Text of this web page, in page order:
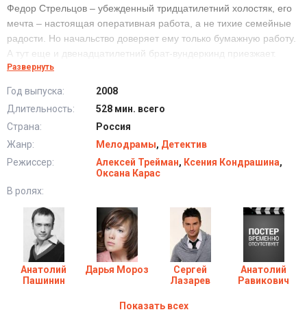
Федор Стрельцов – убежденный тридцатилетний холостяк, его
мечта – настоящая оперативная работа, а не тихие семейные
радости. Но начальство доверяет ему только бумажную работу.
А тут еще и двенадцатилетний брат-вундеркинд приезжает.
Маленький Гоша помогает Федору и его коллеге Кате
отказались. Кроме того, он мирит влюбленных…
Сериал Братья детективы (2008) в хорошем
качестве HD
Развернуть
Год выпуска:
2008
Длительность:
528 мин. всего
Страна:
Россия
Жанр:
Мелодрамы, Детектив
Режиссер:
Алексей Трейман, Ксения Кондрашина,
Оксана Карас
В ролях:
Анатолий
Пашинин
Дарья Мороз
Сергей
Лазарев
Анатолий
Равикович
Показать всех